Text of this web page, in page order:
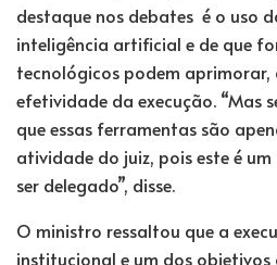
destaque nos debates é o uso
inteligência artificial e de que
tecnológicos podem aprimorar,
efetividade da execução. “Mas
que essas ferramentas são
atividade do juiz, pois este é
ser delegado”, disse.
O ministro ressaltou que a
institucional e um dos